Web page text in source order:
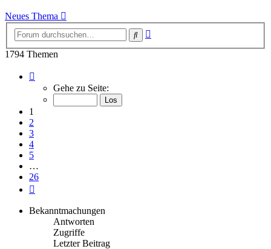
Neues Thema
Suche
1794 Themen
von
Gehe zu Seite:
1
2
3
4
5
…
26
Bekanntmachungen
Antworten
Zugriffe
Letzter Beitrag